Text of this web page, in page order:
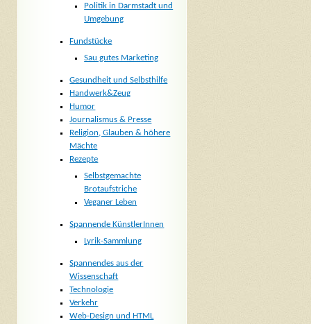
Politik in Darmstadt und
Umgebung
Fundstücke
Sau gutes Marketing
Gesundheit und Selbsthilfe
Handwerk&Zeug
Humor
Journalismus & Presse
Religion, Glauben & höhere
Mächte
Rezepte
Selbstgemachte
Brotaufstriche
Veganer Leben
Spannende KünstlerInnen
Lyrik-Sammlung
Spannendes aus der
Wissenschaft
Technologie
Verkehr
Web-Design und HTML